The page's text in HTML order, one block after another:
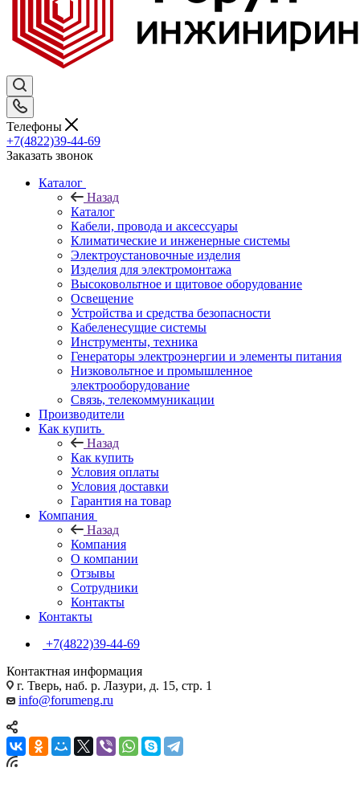
Телефоны
+7(4822)39-44-69
Заказать звонок
Каталог
Назад
Каталог
Кабели, провода и аксессуары
Климатические и инженерные системы
Электроустановочные изделия
Изделия для электромонтажа
Высоковольтное и щитовое оборудование
Освещение
Устройства и средства безопасности
Кабеленесущие системы
Инструменты, техника
Генераторы электроэнергии и элементы питания
Низковольтное и промышленное
электрооборудование
Связь, телекоммуникации
Производители
Как купить
Назад
Как купить
Условия оплаты
Условия доставки
Гарантия на товар
Компания
Назад
Компания
О компании
Отзывы
Сотрудники
Контакты
Контакты
+7(4822)39-44-69
Контактная информация
г. Тверь, наб. р. Лазури, д. 15, стр. 1
info@forumeng.ru